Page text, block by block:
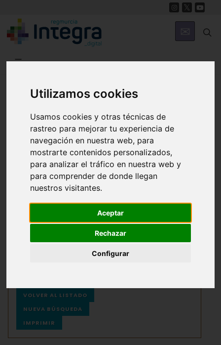
Utilizamos cookies
Usamos cookies y otras técnicas de
rastreo para mejorar tu experiencia de
navegación en nuestra web, para
mostrarte contenidos personalizados,
para analizar el tráfico en nuestra web y
para comprender de donde llegan
nuestros visitantes.
Aceptar
Rechazar
Configurar
Fondos documentales |Colecciones de fotografías
Hemeroteca|Cine doméstico
Búsqueda Sencilla Avanzada
Archivos Ayuda
VOLVER AL LISTADO
NUEVA BÚSQUEDA
IMPRIMIR